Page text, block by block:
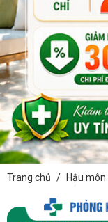
Trang chủ / Hậu